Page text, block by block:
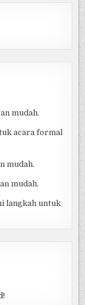
mudah.
acara formal
mudah.
mudah.
langkah untuk